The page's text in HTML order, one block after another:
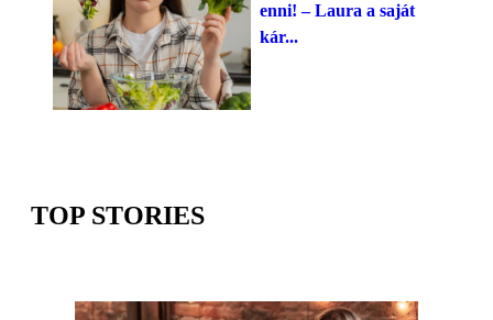
enni! – Laura a saját
kár...
TOP STORIES